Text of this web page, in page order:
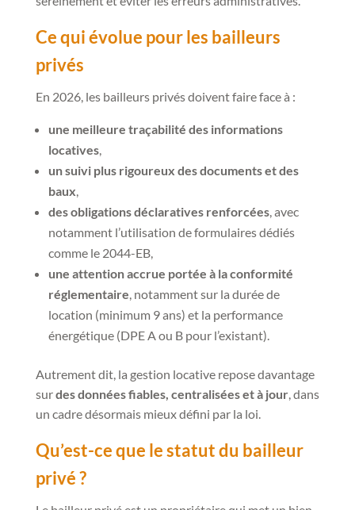
Ce qui évolue pour les bailleurs
privés
En 2026, les bailleurs privés doivent faire face à :
une meilleure traçabilité des informations
locatives,
un suivi plus rigoureux des documents et des
baux
des obligations déclaratives renforcées, avec
notamment l’utilisation de formulaires dédiés
comme le 2044-EB,
une attention accrue portée à la conformité
réglementaire , notamment sur la durée de
location (minimum 9 ans) et la performance
énergétique (DPE A ou B pour l’existant).
Autrement dit, la gestion locative repose davantage
surdes données fiables, centralisées et à jour, dans
un cadre désormais mieux défini par la loi.
Qu’est-ce que le statut du bailleur
privé ?